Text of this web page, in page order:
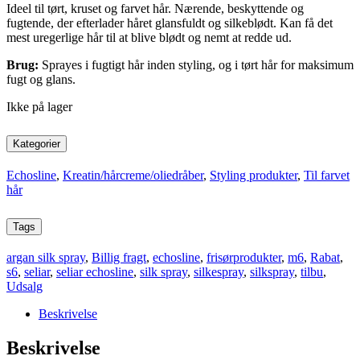
Ideel til tørt, kruset og farvet hår. Nærende, beskyttende og
fugtende, der efterlader håret glansfuldt og silkeblødt. Kan få det
mest uregerlige hår til at blive blødt og nemt at redde ud.
Brug: Sprayes i fugtigt hår inden styling, og i tørt hår for maksimum
fugt og glans.
Ikke på lager
Kategorier
Echosline, Kreatin/hårcreme/oliedråber, Styling produkter, Til farvet
hår
Tags
argan silk spray, Billig fragt, echosline, frisørprodukter, m6, Rabat,
s6, seliar, seliar echosline, silk spray, silkespray, silkspray, tilbu,
Udsalg
Beskrivelse
Beskrivelse